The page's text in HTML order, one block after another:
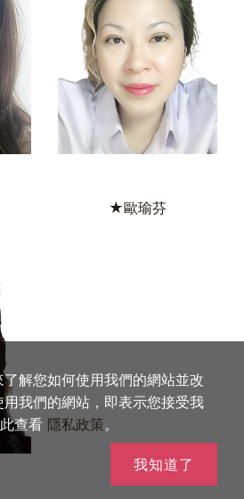
★歐瑜芬
解您如何使用我們的網站並改
我們的網站，即表示您接受我
查看 隱私政策。
我知道了